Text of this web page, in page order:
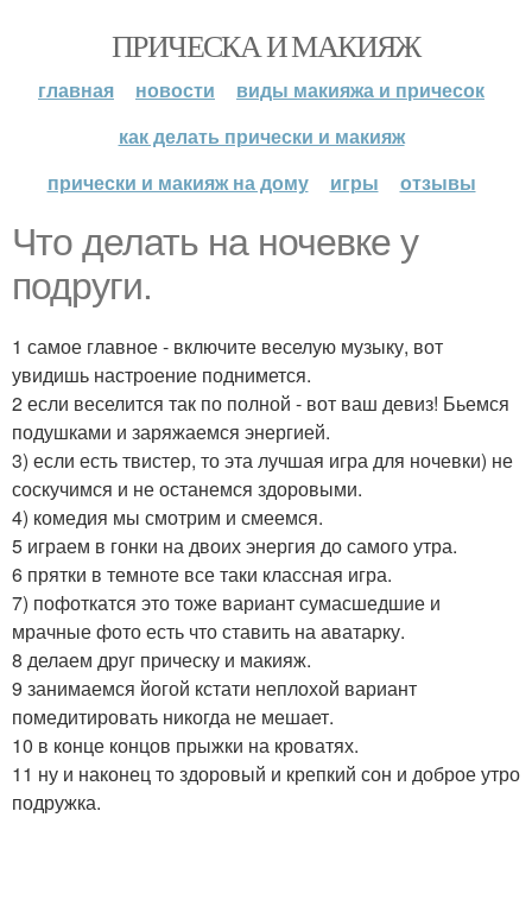
ПРИЧЕСКА И МАКИЯЖ
главная новости
виды макияжа и причесок
как делать прически и макияж
прически и макияж на дому
игры отзывы
Что делать на ночевке у
подруги.
1 самое главное - включите веселую музыку, вот
увидишь настроение поднимется.
2 если веселится так по полной - вот ваш девиз! Бьемся
подушками и заряжаемся энергией.
3) если есть твистер, то эта лучшая игра для ночевки) не
соскучимся и не останемся здоровыми.
4) комедия мы смотрим и смеемся.
5 играем в гонки на двоих энергия до самого утра.
6 прятки в темноте все таки классная игра.
7) пофоткатся это тоже вариант сумасшедшие и
мрачные фото есть что ставить на аватарку.
8 делаем друг прическу и макияж.
9 занимаемся йогой кстати неплохой вариант
помедитировать никогда не мешает.
10 в конце концов прыжки на кроватях.
11 ну и наконец то здоровый и крепкий сон и доброе утро
подружка.